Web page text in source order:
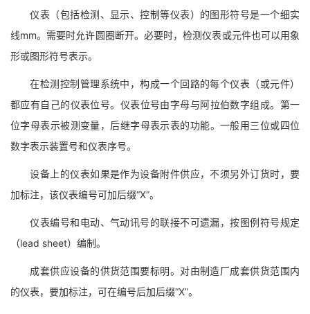
仪表（包括检测、显示、控制等仪表）的图形符号是一个细实
线mm。需要时允许圆圈断开。必要时，检测仪表或元件也可以用象
形或图形符号表示。
在检测控制管理系统中，构成一个回路的每个仪表（或元件）
都应有自己的仪表位号。仪表位号由字母与阿拉伯数字组成。第一
位字母表示被测变量，后继字母表示表的功能。一般用三位或四位
数字表示装置号和仪表序号。
设备上的仪表如果是作为设备附件供应，不须另外订货时，要
加标注，该仪表编号可加后缀“X”。
仪表编号和电动、气动讯号的联接不可遗漏，按图例符号规定
（lead sheet）编制。
成套供应设备的供货范围要标明。对由制造厂成套供货范围内
的仪表，要加标注，可在编号后加后缀“X”。